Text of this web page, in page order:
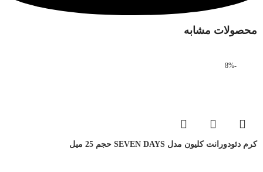
محصولات مشابه
-8%
کرم دئودورانت کلیون مدل SEVEN DAYS حجم 25 میل